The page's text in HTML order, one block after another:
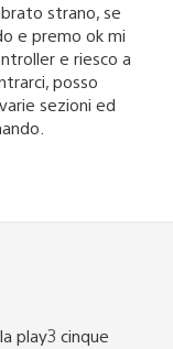
strano, se
e premo ok mi
e riesco a
posso
sezioni ed
play3 cinque